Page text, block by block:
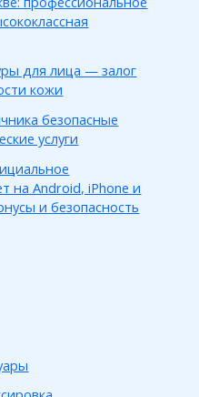
для лица — залог
кожи
безопасные
услуги
на Android, iPhone и
и безопасность